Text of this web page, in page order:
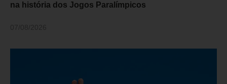
na história dos Jogos Paralímpicos